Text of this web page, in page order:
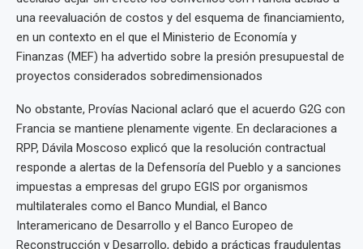
una reevaluación de costos y del esquema de financiamiento,
en un contexto en el que el Ministerio de Economía y
Finanzas (MEF) ha advertido sobre la presión presupuestal de
proyectos considerados sobredimensionados
No obstante, Provías Nacional aclaró que el acuerdo G2G con
Francia se mantiene plenamente vigente. En declaraciones a
RPP, Dávila Moscoso explicó que la resolución contractual
responde a alertas de la Defensoría del Pueblo y a sanciones
impuestas a empresas del grupo EGIS por organismos
multilaterales como el Banco Mundial, el Banco
Interamericano de Desarrollo y el Banco Europeo de
Reconstrucción y Desarrollo, debido a prácticas fraudulentas